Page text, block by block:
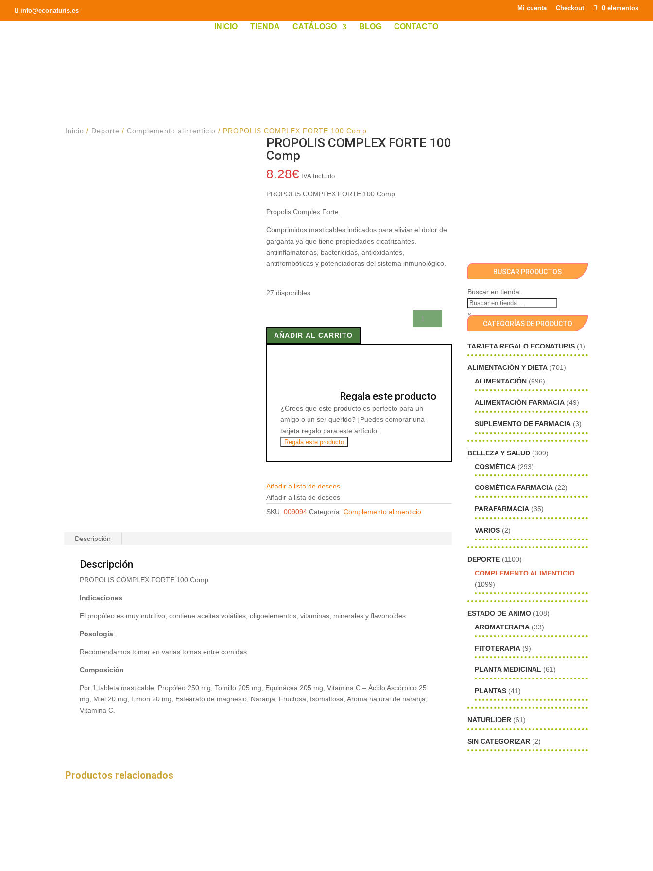
info@econaturis.es Mi cuenta Checkout 0 elementos
INICIO TIENDA CATÁLOGO BLOG CONTACTO
Inicio / Deporte /Complemento alimenticio / PROPOLIS COMPLEX FORTE 100 Comp
PROPOLIS COMPLEX FORTE 100
Comp
8.28€ IVA Incluido
PROPOLIS COMPLEX FORTE 100 Comp
Propolis Complex Forte.
Comprimidos masticables indicados para aliviar el dolor de
garganta ya que tiene propiedades cicatrizantes,
antiinflamatorias, bactericidas, antioxidantes,
antitrombóticas y potenciadoras del sistema inmunológico.
27 disponibles
COMPLEX
FORTE
AÑADIR AL CARRITO
Regala este producto
¿Crees que este producto es perfecto para un
amigo o un ser querido? ¡Puedes comprar una
tarjeta regalo para este artículo!
Regala este producto
Añadir a lista de deseos
Añadir a lista de deseos
SKU:009094 Categoría:Complemento alimenticio
Descripción
Descripción
PROPOLIS COMPLEX FORTE 100 Comp
Indicaciones:
El propóleo es muy nutritivo, contiene aceites volátiles, oligoelementos, vitaminas, minerales y flavonoides.
Posología:
Recomendamos tomar en varias tomas entre comidas.
Composición
Por 1 tableta masticable: Propóleo 250 mg, Tomillo 205 mg, Equinácea 205 mg, Vitamina C – Ácido Ascórbico 25
mg, Miel 20 mg, Limón 20 mg, Estearato de magnesio, Naranja, Fructosa, Isomaltosa, Aroma natural de naranja,
Vitamina C.
Productos relacionados
BUSCAR PRODUCTOS
Buscar en tienda...
×
CATEGORÍAS DE PRODUCTO
TARJETA REGALO ECONATURIS (1)
ALIMENTACIÓN Y DIETA (701)
ALIMENTACIÓN (696)
ALIMENTACIÓN FARMACIA (49)
SUPLEMENTO DE FARMACIA (3)
BELLEZA Y SALUD (309)
COSMÉTICA (293)
COSMÉTICA FARMACIA (22)
PARAFARMACIA (35)
VARIOS (2)
DEPORTE (1100)
COMPLEMENTO ALIMENTICIO
(1099)
ESTADO DE ÁNIMO (108)
AROMATERAPIA (33)
FITOTERAPIA (9)
PLANTA MEDICINAL (61)
PLANTAS (41)
NATURLIDER (61)
SIN CATEGORIZAR (2)